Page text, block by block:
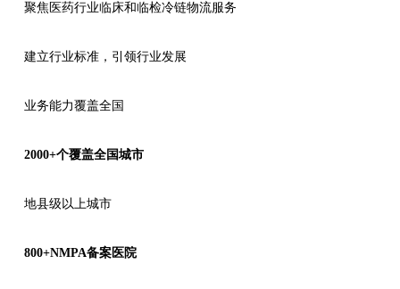
聚焦医药行业临床和临检冷链物流服务
建立行业标准，引领行业发展
业务能力覆盖全国
2000+个覆盖全国城市
地县级以上城市
800+NMPA备案医院